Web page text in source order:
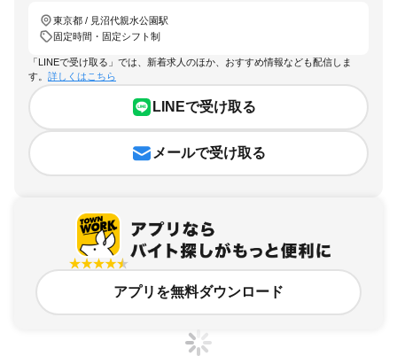
東京都 / 見沼代親水公園駅
固定時間・固定シフト制
「LINEで受け取る」では、新着求人のほか、おすすめ情報なども配信しま
す。 詳しくはこちら
LINEで受け取る
メールで受け取る
アプリを無料ダウンロード